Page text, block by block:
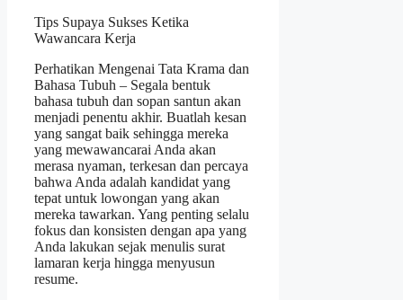
Tips Supaya Sukses Ketika
Wawancara Kerja
Perhatikan Mengenai Tata Krama dan
Bahasa Tubuh – Segala bentuk
bahasa tubuh dan sopan santun akan
menjadi penentu akhir. Buatlah kesan
yang sangat baik sehingga mereka
yang mewawancarai Anda akan
merasa nyaman, terkesan dan percaya
bahwa Anda adalah kandidat yang
tepat untuk lowongan yang akan
mereka tawarkan. Yang penting selalu
fokus dan konsisten dengan apa yang
Anda lakukan sejak menulis surat
lamaran kerja hingga menyusun
resume.